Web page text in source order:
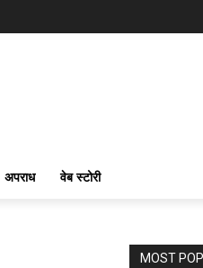
अपराध वेब स्टोरी
MOST